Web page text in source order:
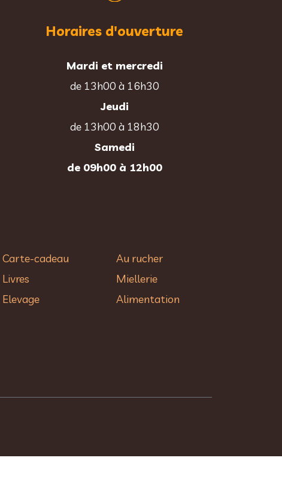
Horaires d'ouverture
Mardi et mercredi
de 13h00 à 16h30
Jeudi
de 13h00 à 18h30
Samedi
de 09h00 à 12h00
Carte-cadeau
Livres
Elevage
Au rucher​
Miellerie
Alimentation